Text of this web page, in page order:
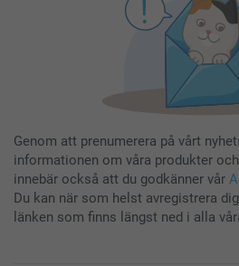
Genom att prenumerera på vårt
informationen om våra produkter
innebär också att du godkänner vår
Du kan när som helst avregistrera
länken som finns längst ned i alla